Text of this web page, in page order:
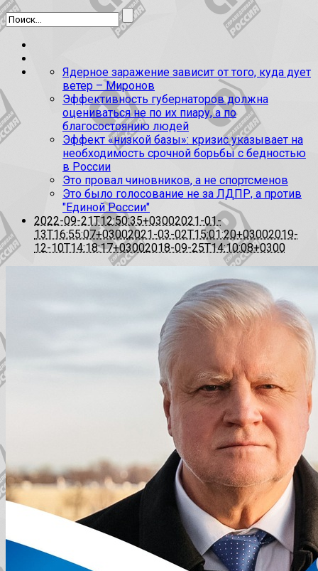
Ядерное заражение зависит от того, куда дует
ветер – Миронов
Эффективность губернаторов должна
оцениваться не по их пиару, а по
благосостоянию людей
Эффект «низкой базы»: кризис указывает на
необходимость срочной борьбы с бедностью
в России
Это провал чиновников, а не спортсменов
Это было голосование не за ЛДПР, а против
"Единой России"
2022-09-21T12:50:35+03002021-01-
13T16:55:07+03002021-03-02T15:01:20+03002019-
12-10T14:18:17+03002018-09-25T14:10:08+0300